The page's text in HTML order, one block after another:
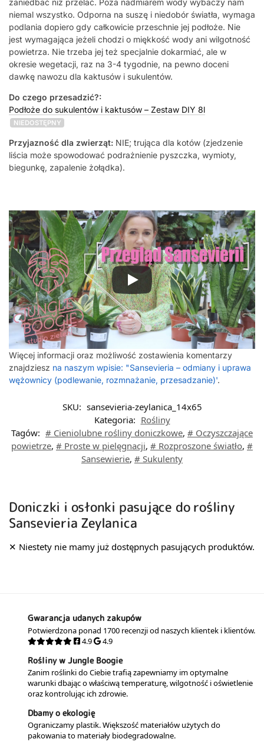
zaniedbać niż przelać. Poza nadmiarem wody wybaczy nam
niemal wszystko. Odporna na suszę i niedobór światła, wymaga
podlania dopiero gdy całkowicie przeschnie jej podłoże. Nie
jest wymagająca jeżeli chodzi o miękkość wody ani wilgotność
powietrza. Nie trzeba jej też specjalnie dokarmiać, ale w
okresie wegetacji, raz na 3-4 tygodnie, na pewno doceni
dawkę nawozu dla kaktusów i sukulentów.
Do czego przesadzić?:
Podłoże do sukulentów i kaktusów – Zestaw DIY 8l
NIEDOSTĘPNY
Przyjazność dla zwierząt: NIE; trująca dla kotów (zjedzenie
liścia może spowodować podrażnienie pyszczka, wymioty,
biegunkę, zapalenie żołądka).
Więcej informacji oraz możliwość zostawienia komentarzy
znajdziesz na naszym wpisie: "Sansevieria – odmiany i uprawa
wężownicy (podlewanie, rozmnażanie, przesadzanie)'.
SKU: sansevieria-zeylanica_14x65
Kategoria: Rośliny
Tagów: # Cieniolubne rośliny doniczkowe, # Oczyszczające
powietrze, # Proste w pielęgnacji, # Rozproszone światło, #
Sansewierie, # Sukulenty
Doniczki i osłonki pasujące do rośliny
Sansevieria Zeylanica
Gwarancja udanych zakupów
Potwierdzona ponad 1700 recenzji od naszych klientek i klientów.
4.9
4.9
Rośliny w Jungle Boogie
Zanim roślinki do Ciebie trafią zapewniamy im optymalne
warunki dbając o właściwą temperaturę, wilgotność i oświetlenie
oraz kontrolując ich zdrowie.
Dbamy o ekologię
Ograniczamy plastik. Większość materiałów użytych do
pakowania to materiały biodegradowalne.